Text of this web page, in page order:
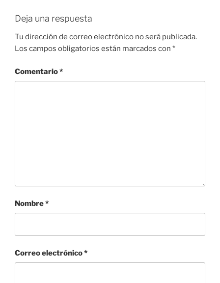
Deja una respuesta
Tu dirección de correo electrónico no será publicada.
Los campos obligatorios están marcados con *
Comentario*
Nombre*
Correo electrónico*